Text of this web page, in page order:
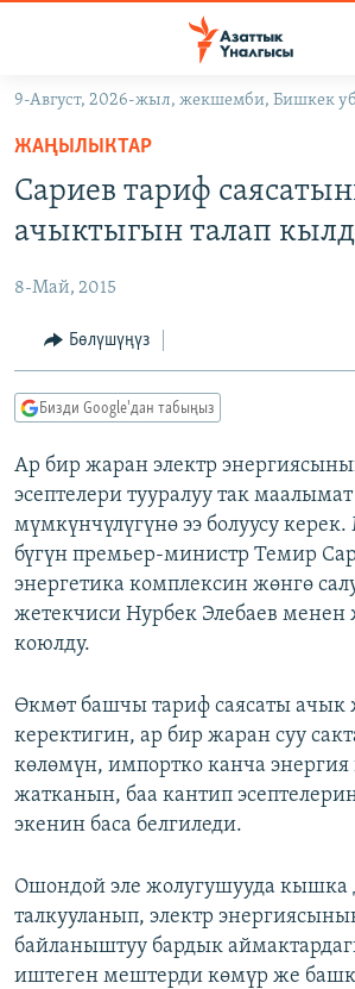
Навигацияга
өтүңүз
Издөөгө
салыңызКЫРГЫЗСТАН
ЭКОНОМИКА
МАДАНИЯТ
ДҮЙНӨ
БОРБОР АЗИЯ
АТАЙЫН ИЛИКТӨӨ
ТВ ПРОГРАММАЛАР
ЭКСПЕРТТЕР ТАЛДАЙТ
БИЗ ЖАНА ДҮЙНӨ
ДАНИСТЕ
ЭЖЕ-СИҢДИЛЕР
АЗАТТЫК+
ЫҢГАЙСЫЗ СУРООЛОР
ӨЗГӨЧӨ ПИКИР
Русский
ОНЛАЙН ШЕРИНЕ
ЭЕ/АРнун бардык сайттары
9-Август, 2026-жыл, жекшемби, Бишкек
ЖАҢЫЛЫКТАР
Сариев тариф
ачыктыгын талап
8-Май, 2015
Бөлүшүңүз
Бизди Google'дан табыңыз
Ар бир жаран электр
эсептелери тууралуу так
мүмкүнчүлүгүнө ээ болуусу
бүгүн премьер-министр Темир
энергетика комплексин жөнгө
жетекчиси Нурбек Элебаев менен
коюлду.
Өкмөт башчы тариф саясаты ачык
керектигин, ар бир жаран суу
көлөмүн, импортко канча энергия
жатканын, баа кантип
экенин баса белгиледи.
Ошондой эле жолугушууда кышка
талкууланып, электр
байланыштуу бардык
иштеген мештерди көмүр же